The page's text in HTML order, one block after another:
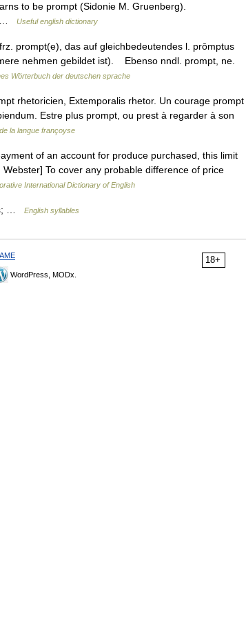
to be prompt (Sidonie M. Gruenberg).
…
Useful english dictionary
prompt(e), das auf gleichbedeutendes l. prōmptus
nehmen gebildet ist). Ebenso nndl. prompt, ne.
Wörterbuch der deutschen sprache
rhetoricien, Extemporalis rhetor. Un courage prompt
Estre plus prompt, ou prest à regarder à son
la langue françoyse
of an account for produce purchased, this limit
To cover any probable difference of price
International Dictionary of English
… English syllables
18+
WordPress, MODx.